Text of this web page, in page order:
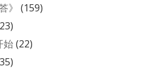
》 (159)
始(22)